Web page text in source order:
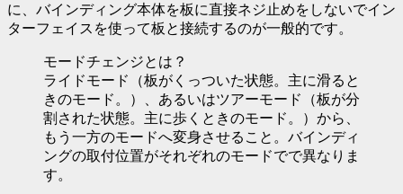
に、 バインディング本体を板に直接ネジ止めをしないでイン
ターフェイスを使って板と接続するのが一般的です。
モードチェンジとは？
ライドモード（板がくっついた状態。主に滑ると
きのモード。）、あるいはツアーモード（板が分
割された状態。主に歩くときのモード。）から、
もう一方のモードへ変身させること。バインディ
ングの取付位置がそれぞれのモードでで異なりま
す。